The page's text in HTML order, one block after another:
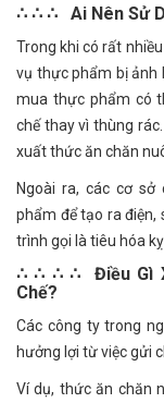
∴ ∴ ∴ Ai Nên SửD
Trong khi có rất
vụ thực phẩm bị ảnh
mua thực phẩm có
chế thay vì thùng
xuất thức ăn chăn
Ngoài ra, các cơ
phẩm để tạo ra
trình gọi là tiêu hóa
∴ ∴ ∴ ∴ Điều Gì
Chế?
Các công ty trong
hưởng lợi từ việc gửi
Ví dụ, thức ăn chăn